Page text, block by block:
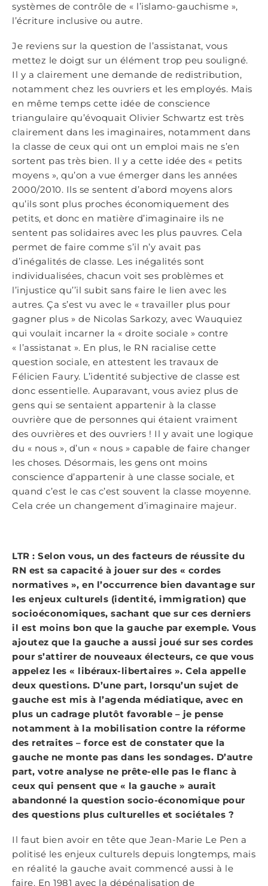
systèmes de contrôle de « l’islamo-gauchisme »,
l’écriture inclusive ou autre.
Je reviens sur la question de l’assistanat, vous
mettez le doigt sur un élément trop peu souligné.
Il y a clairement une demande de redistribution,
notamment chez les ouvriers et les employés. Mais
en même temps cette idée de conscience
triangulaire qu’évoquait Olivier Schwartz est très
clairement dans les imaginaires, notamment dans
la classe de ceux qui ont un emploi mais ne s’en
sortent pas très bien. Il y a cette idée des « petits
moyens », qu’on a vue émerger dans les années
2000/2010. Ils se sentent d’abord moyens alors
qu’ils sont plus proches économiquement des
petits, et donc en matière d’imaginaire ils ne
sentent pas solidaires avec les plus pauvres. Cela
permet de faire comme s’il n’y avait pas
d’inégalités de classe. Les inégalités sont
individualisées, chacun voit ses problèmes et
l’injustice qu’’il subit sans faire le lien avec les
autres. Ça s’est vu avec le « travailler plus pour
gagner plus » de Nicolas Sarkozy, avec Wauquiez
qui voulait incarner la « droite sociale » contre
« l’assistanat ». En plus, le RN racialise cette
question sociale, en attestent les travaux de
Félicien Faury. L’identité subjective de classe est
donc essentielle. Auparavant, vous aviez plus de
gens qui se sentaient appartenir à la classe
ouvrière que de personnes qui étaient vraiment
des ouvrières et des ouvriers ! Il y avait une logique
du « nous », d’un « nous » capable de faire changer
les choses. Désormais, les gens ont moins
conscience d’appartenir à une classe sociale, et
quand c’est le cas c’est souvent la classe moyenne.
Cela crée un changement d’imaginaire majeur.
LTR : Selon vous, un des facteurs de réussite du
RN est sa capacité à jouer sur des « cordes
normatives », en l’occurrence bien davantage sur
les enjeux culturels (identité, immigration) que
socioéconomiques, sachant que sur ces derniers
il est moins bon que la gauche par exemple. Vous
ajoutez que la gauche a aussi joué sur ses cordes
pour s’attirer de nouveaux électeurs, ce que vous
appelez les « libéraux-libertaires ». Cela appelle
deux questions. D’une part, lorsqu’un sujet de
gauche est mis à l’agenda médiatique, avec en
plus un cadrage plutôt favorable – je pense
notamment à la mobilisation contre la réforme
des retraites – force est de constater que la
gauche ne monte pas dans les sondages. D’autre
part, votre analyse ne prête-elle pas le flanc à
ceux qui pensent que « la gauche » aurait
abandonné la question socio-économique pour
des questions plus culturelles et sociétales ?
Il faut bien avoir en tête que Jean-Marie Le Pen a
politisé les enjeux culturels depuis longtemps, mais
en réalité la gauche avait commencé aussi à le
faire. En 1981 avec la dépénalisation de